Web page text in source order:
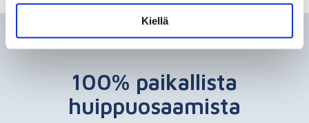
Kiellä
100% paikallista
huippuosaamista